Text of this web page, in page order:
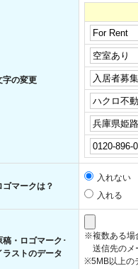
字の変更
ゴマークは？
入れない
入れる
稿・ロゴマーク･
ラストのデータ
※複数ある場
送信先のメ
※5MB以上の